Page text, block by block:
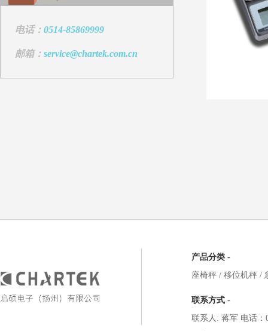
电话： 0514-85869999
邮箱： service@chartek.com.cn
产品分类 -
座椅秤 / 移位机秤 /
联系方式 -
联系人: 蒋军 电话：